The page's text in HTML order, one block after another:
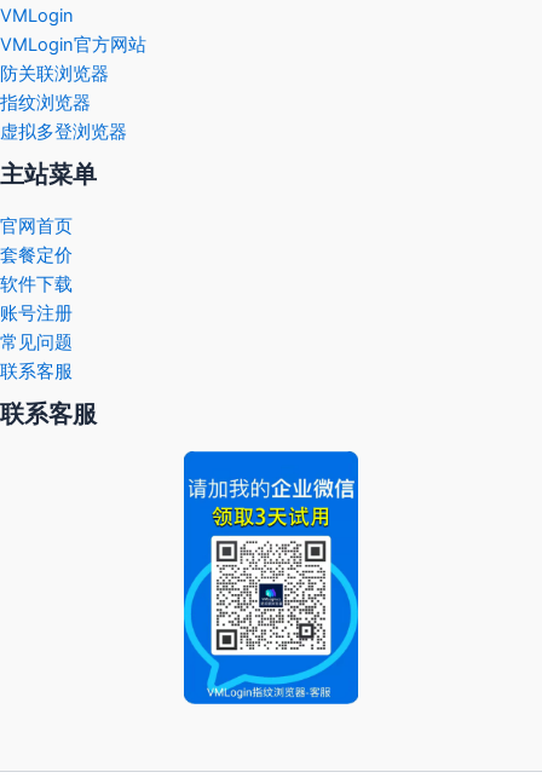
VMLogin
VMLogin官方网站
防关联浏览器
指纹浏览器
虚拟多登浏览器
主站菜单
官网首页
套餐定价
软件下载
账号注册
常见问题
联系客服
联系客服